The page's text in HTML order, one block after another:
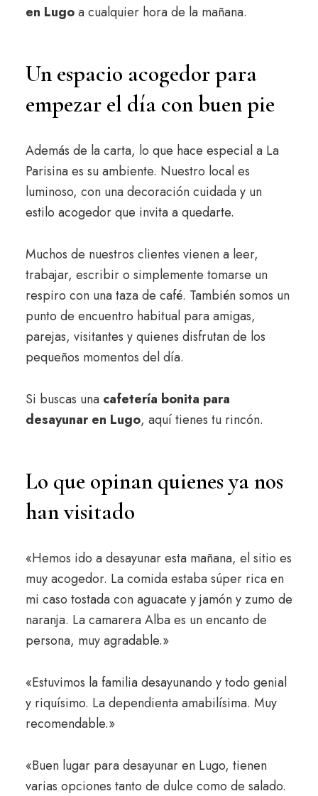
en Lugoa cualquier hora de la mañana.
Un espacio acogedor para
empezar el día con buen pie
Además de la carta, lo que hace especial a La
Parisina es su ambiente. Nuestro local es
luminoso, con una decoración cuidada y un
estilo acogedor que invita a quedarte.
Muchos de nuestros clientes vienen a leer,
trabajar, escribir o simplemente tomarse un
respiro con una taza de café. También somos un
punto de encuentro habitual para amigas,
parejas, visitantes y quienes disfrutan de los
pequeños momentos del día.
Si buscas una cafetería bonita para
desayunar en Lugo, aquí tienes tu rincón.
Lo que opinan quienes ya nos
han visitado
«Hemos ido a desayunar esta mañana, el sitio es
muy acogedor. La comida estaba súper rica en
mi caso tostada con aguacate y jamón y zumo de
naranja. La camarera Alba es un encanto de
persona, muy agradable.»
«Estuvimos la familia desayunando y todo genial
y riquísimo. La dependienta amabilísima. Muy
recomendable.»
«Buen lugar para desayunar en Lugo, tienen
varias opciones tanto de dulce como de salado.